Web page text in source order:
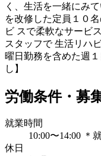
く、生活を一緒にみ
を改修した定員１０
ビ スで柔軟なサービ
スタッフで 生活リハ
曜日勤務を含めた週
し】
労働条件・募
就業時間
10:00〜14:00 ＊
休日